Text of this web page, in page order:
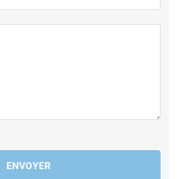
ENVOYER